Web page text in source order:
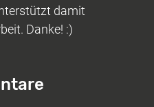
damit
Danke! :)